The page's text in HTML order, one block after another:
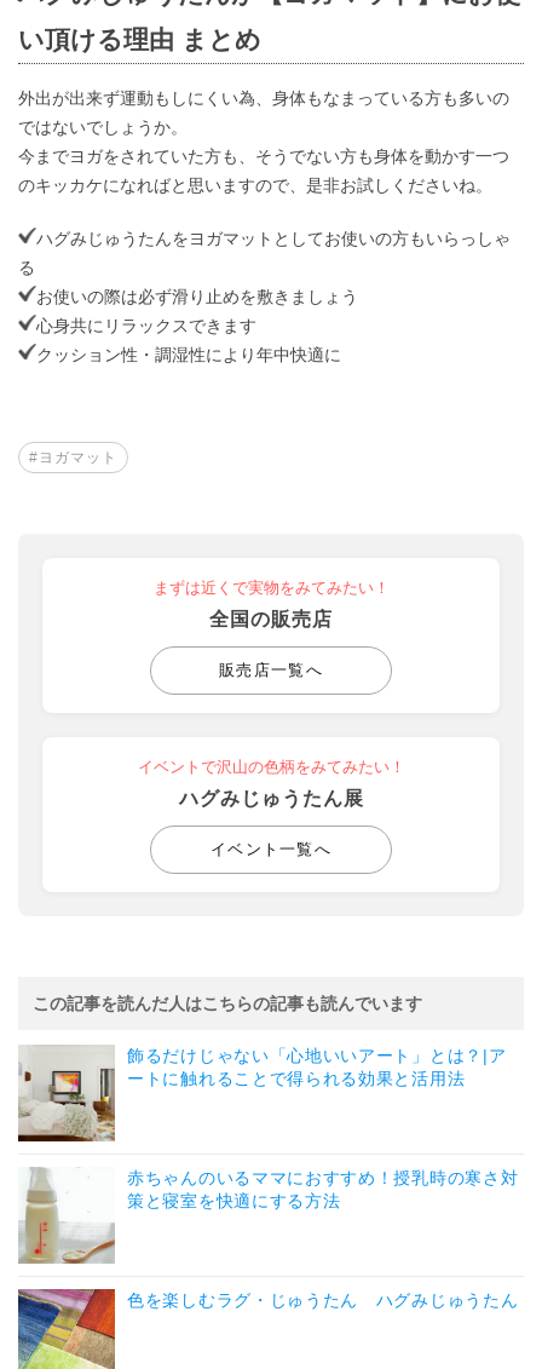
い頂ける理由 まとめ
外出が出来ず運動もしにくい為、身体もなまっている方も多いの
ではないでしょうか。
今までヨガをされていた方も、そうでない方も身体を動かす一つ
のキッカケになればと思いますので、是非お試しくださいね。
ハグみじゅうたんをヨガマットとしてお使いの方もいらっしゃ
る
お使いの際は必ず滑り止めを敷きましょう
心身共にリラックスできます
クッション性・調湿性により年中快適に
#ヨガマット
まずは近くで実物をみてみたい！
全国の販売店
販売店一覧へ
イベントで沢山の色柄をみてみたい！
ハグみじゅうたん展
イベント一覧へ
この記事を読んだ人はこちらの記事も読んでいます
飾るだけじゃない「心地いいアート」とは？|ア
ートに触れることで得られる効果と活用法
赤ちゃんのいるママにおすすめ！授乳時の寒さ対
策と寝室を快適にする方法
色を楽しむラグ・じゅうたん ハグみじゅうたん